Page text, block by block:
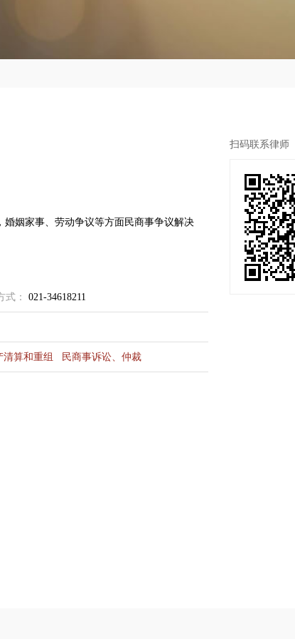
扫码联系律师
姻家事、劳动争议等方面民商事争议解决
式： 021-34618211
清算和重组 民商事诉讼、仲裁